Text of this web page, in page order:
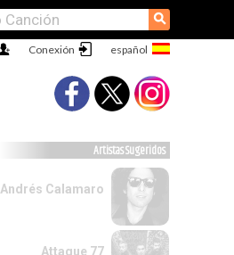
⚲
Conexión
Artistas Sugeridos
Andrés Calamaro
Attaque 77